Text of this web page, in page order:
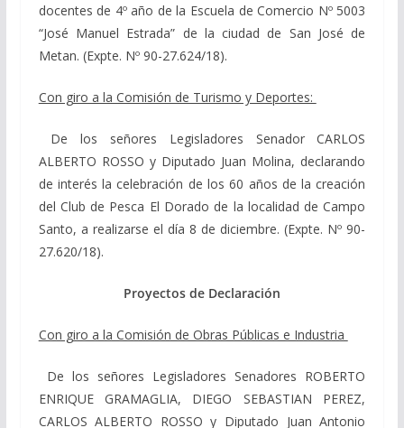
docentes de 4º año de la Escuela de Comercio Nº 5003
“José Manuel Estrada” de la ciudad de San José de
Metan. (Expte. Nº 90-27.624/18).
Con giro a la Comisión de Turismo y Deportes:
De los señores Legisladores Senador CARLOS
ALBERTO ROSSO y Diputado Juan Molina, declarando
de interés la celebración de los 60 años de la creación
del Club de Pesca El Dorado de la localidad de Campo
Santo, a realizarse el día 8 de diciembre. (Expte. Nº 90-
27.620/18).
Proyectos de Declaración
Con giro a la Comisión de Obras Públicas e Industria
De los señores Legisladores Senadores ROBERTO
ENRIQUE GRAMAGLIA, DIEGO SEBASTIAN PEREZ,
CARLOS ALBERTO ROSSO y Diputado Juan Antonio